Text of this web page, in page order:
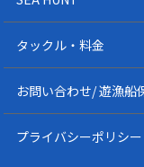
タックル・料金
お問い合わせ/ 遊漁船
プライバシーポリシー